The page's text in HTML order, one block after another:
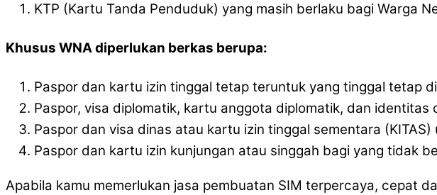
KTP (Kartu Tanda Penduduk) yang masih berlaku bagi Warga
Khusus WNA diperlukan berkas berupa:
Paspor dan kartu izin tinggal tetap teruntuk yang tinggal tetap
Paspor, visa diplomatik, kartu anggota diplomatik, dan
Paspor dan visa dinas atau kartu izin tinggal sementara
Paspor dan kartu izin kunjungan atau singgah bagi yang tidak
Apabila kamu memerlukan jasa pembuatan SIM terpercaya, cepat